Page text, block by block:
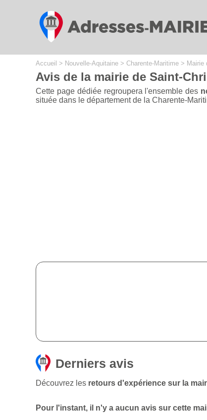
Accueil > Nouvelle-Aquitaine > Charente-Maritime > Mairie
Avis de la mairie de Saint-
Cette page dédiée regroupera l'ensemble des
située dans le département de la Charente-
Derniers avis
Découvrez les retours d'expérience sur la
Pour l'instant, il n'y a aucun avis sur cette